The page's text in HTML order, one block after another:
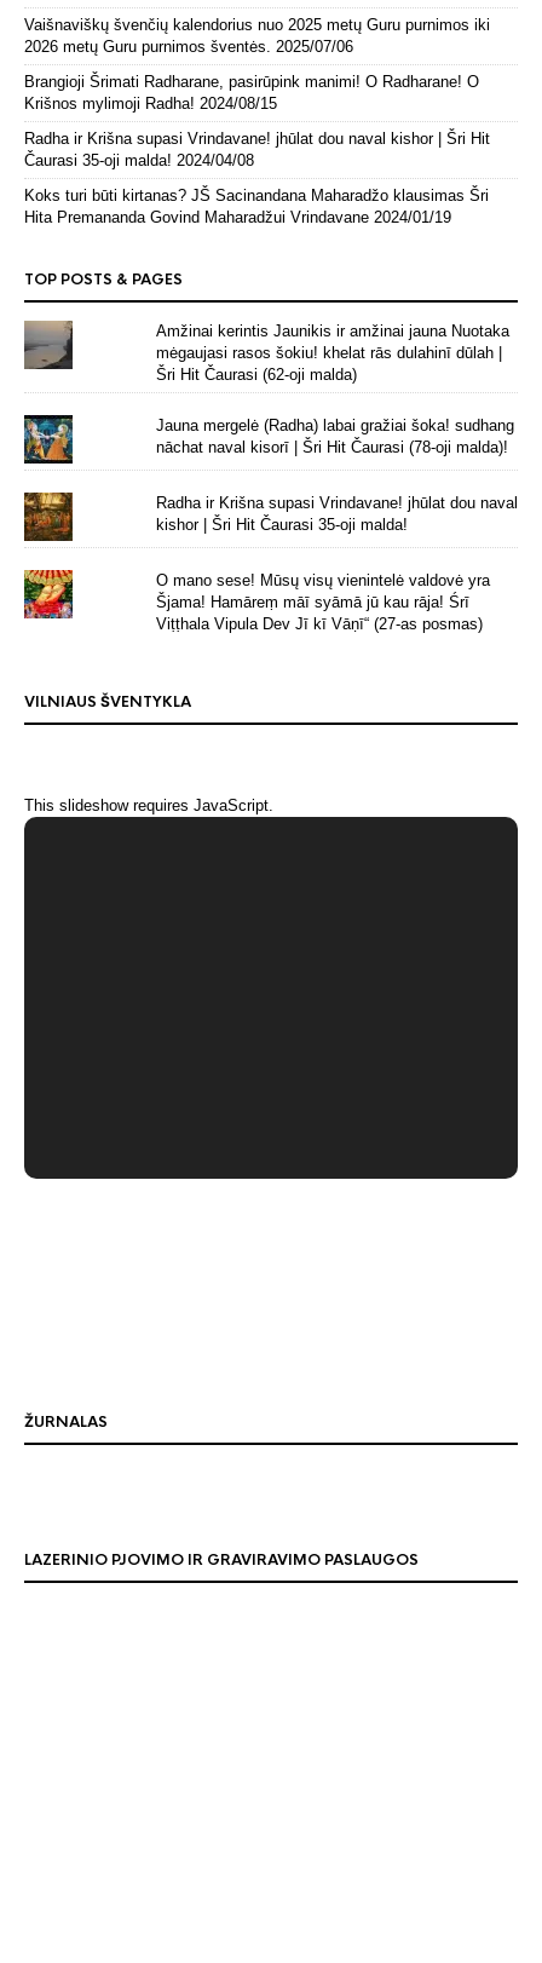
Vaišnaviškų švenčių kalendorius nuo 2025 metų Guru purnimos iki
2026 metų Guru purnimos šventės.
2025/07/06
Brangioji Šrimati Radharane, pasirūpink manimi! O Radharane! O
Krišnos mylimoji Radha! 2024/08/15
Radha ir Krišna supasi Vrindavane! jhūlat dou naval kishor | Šri Hit
Čaurasi 35-oji malda! 2024/04/08
Koks turi būti kirtanas? JŠ Sacinandana Maharadžo klausimas Šri
Hita Premananda Govind Maharadžui Vrindavane 2024/01/19
TOP POSTS & PAGES
Amžinai kerintis Jaunikis ir amžinai jauna Nuotaka
mėgaujasi rasos šokiu! khelat rās dulahinī dūlah |
Šri Hit Čaurasi (62-oji malda)
Jauna mergelė (Radha) labai gražiai šoka! sudhang
nāchat naval kisorī | Šri Hit Čaurasi (78-oji malda)!
Radha ir Krišna supasi Vrindavane! jhūlat dou naval
kishor | Šri Hit Čaurasi 35-oji malda!
O mano sese! Mūsų visų vienintelė valdovė yra
Šjama! Hamāreṃ māī syāmā jū kau rāja! Śrī
Viṭṭhala Vipula Dev Jī kī Vāṇī“ (27-as posmas)
VILNIAUS ŠVENTYKLA
This slideshow requires JavaScript.
ŽURNALAS
LAZERINIO PJOVIMO IR GRAVIRAVIMO PASLAUGOS